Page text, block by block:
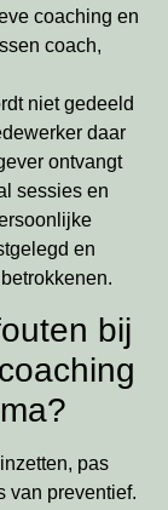
coaching en
coach,
niet gedeeld
daar
ontvangt
sessies en
en
bij
pas
van preventief.